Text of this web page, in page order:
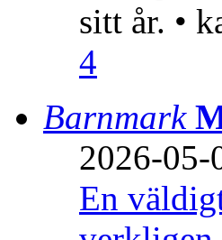
sitt år. •
4
Barnmark
2026-05-
En